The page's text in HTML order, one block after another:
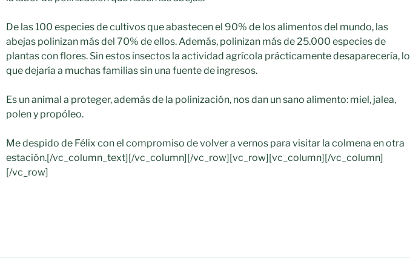
De las 100 especies de cultivos que abastecen el 90% de los alimentos del mundo, las
abejas polinizan más del 70% de ellos. Además, polinizan más de 25.000 especies de
plantas con flores. Sin estos insectos la actividad agrícola prácticamente desaparecería, lo
que dejaría a muchas familias sin una fuente de ingresos.
Es un animal a proteger, además de la polinización, nos dan un sano alimento: miel, jalea,
polen y propóleo.
Me despido de Félix con el compromiso de volver a vernos para visitar la colmena en otra
estación.[/vc_column_text][/vc_column][/vc_row][vc_row][vc_column][/vc_column]
[/vc_row]